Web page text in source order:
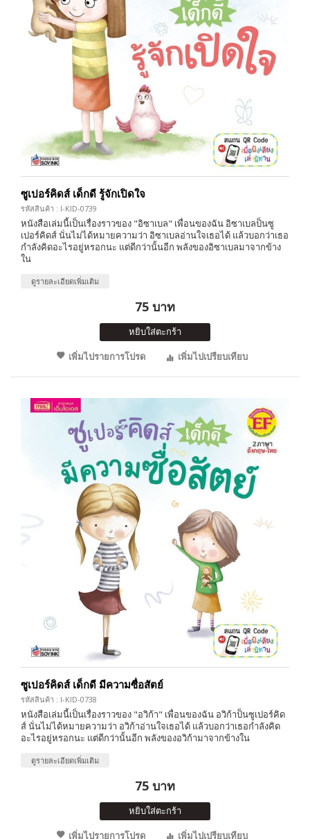
ซูเปอร์คิดส์ เด็กดี รู้จักเปิดใจ
รหัสสินค้า : I-KID-0739
หนังสือเล่มนี้เป็นเรื่องราวของ "อิซาเบล" เพื่อนของฉัน อิซาเบลป็นซู
เปอร์คิดส์ นั่นไม่ได้หมายความว่า อิซาเบลอ่านใจเธอได้ แล้วบอกว่าเธอ
กำลังคิดอะไรอยู่หรอกนะ แต่ดีกว่านั้นอีก พลังของอิซาเบลมาจากข้าง
ใน
ดูรายละเอียดเพิ่มเติม
75 บาท
หยิบใส่ตะกร้า
เพิ่มไปรายการโปรด
เพิ่มไปเปรียบเทียบ
ซูเปอร์คิดส์ เด็กดี มีความซื่อสัตย์
รหัสสินค้า : I-KID-0738
หนังสือเล่มนี้เป็นเรื่องราวของ "อวิก้า" เพื่อนของฉัน อวิก้าป็นซูเปอร์คิด
ส์ นั่นไม่ได้หมายความว่า อวิก้าอ่านใจเธอได้ แล้วบอกว่าเธอกำลังคิด
อะไรอยู่หรอกนะ แต่ดีกว่านั้นอีก พลังของอวิก้ามาจากข้างใน
ดูรายละเอียดเพิ่มเติม
75 บาท
หยิบใส่ตะกร้า
เพิ่มไปรายการโปรด
เพิ่มไปเปรียบเทียบ